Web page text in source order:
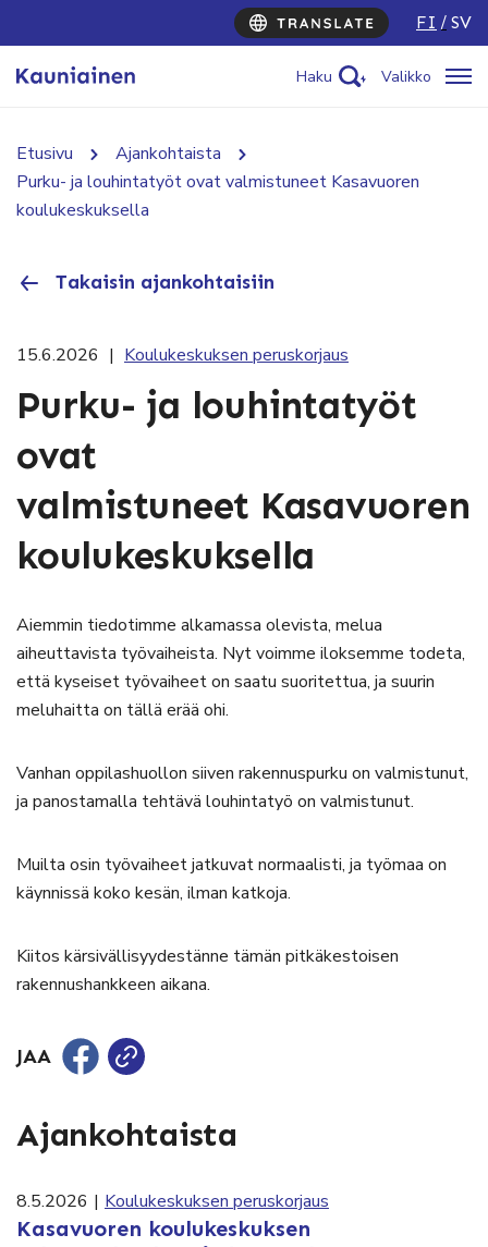
FI SV
Haku Valikko
Etusivu
Ajankohtaista
Purku- ja louhintatyöt ovat valmistuneet Kasavuoren
koulukeskuksella
Takaisin ajankohtaisiin
15.6.2026 | Koulukeskuksen peruskorjaus
Purku- ja louhintatyöt
ovat
valmistuneet Kasavuoren
koulukeskuksella
Aiemmin tiedotimme alkamassa olevista, melua
aiheuttavista työvaiheista. Nyt voimme iloksemme todeta,
että kyseiset työvaiheet on saatu suoritettua, ja suurin
meluhaitta on tällä erää ohi.
Vanhan oppilashuollon siiven rakennuspurku on valmistunut,
ja panostamalla tehtävä louhintatyö on valmistunut.
Muilta osin työvaiheet jatkuvat normaalisti, ja työmaa on
käynnissä koko kesän, ilman katkoja.
Kiitos kärsivällisyydestänne tämän pitkäkestoisen
rakennushankkeen aikana.
JAA
Ajankohtaista
8.5.2026 | Koulukeskuksen peruskorjaus
Kasavuoren koulukeskuksen